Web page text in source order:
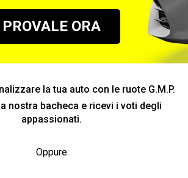
PROVALE ORA
la tua auto con le ruote G.M.P.
nostra bacheca e ricevi i voti degli
appassionati.
Oppure